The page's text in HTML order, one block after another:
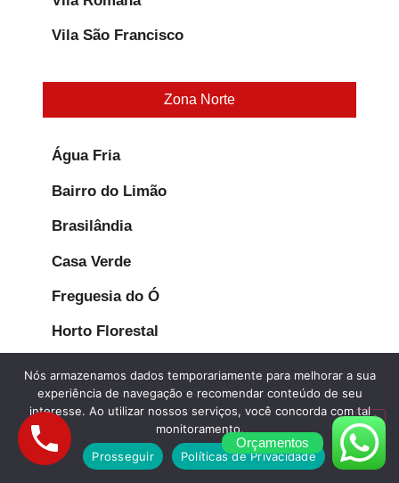
Vila São Francisco
Zona Norte
Água Fria
Bairro do Limão
Brasilândia
Casa Verde
Freguesia do Ó
Horto Florestal
Jaçanã
Jardim Peri Peri
José Bonifácio
Orçamentos
Nós armazenamos dados temporariamente para melhorar a sua
experiência de navegação e recomendar conteúdo de seu
interesse. Ao utilizar nossos serviços, você concorda com tal
monitoramento.
Prosseguir
Políticas de Privacidade